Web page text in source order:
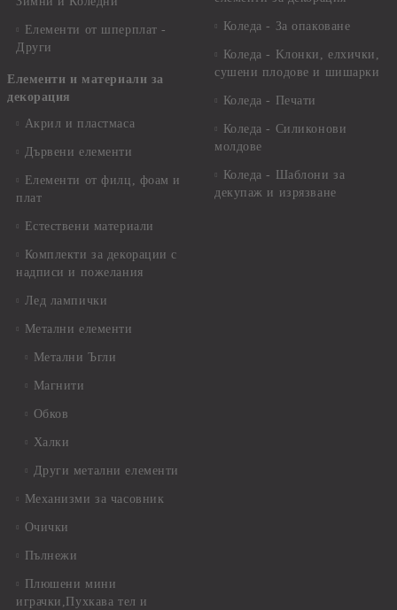
Елементи от шперплат -
Други
Елементи и материали за
декорация
Акрил и пластмаса
Дървени елементи
Елементи от филц, фоам и
плат
Естествени материали
Комплекти за декорации с
надписи и пожелания
Лед лампички
Метални елементи
Метални Ъгли
Магнити
Обков
Халки
Други метални елементи
Механизми за часовник
Очички
Пълнежи
Плюшени мини
играчки,Пухкава тел и
Коледа - За опаковане
Коледа - Kлонки, елхички,
сушени плодове и шишарки
Коледа - Печати
Коледа - Силиконови
молдове
Коледа - Шаблони за
декупаж и изрязване